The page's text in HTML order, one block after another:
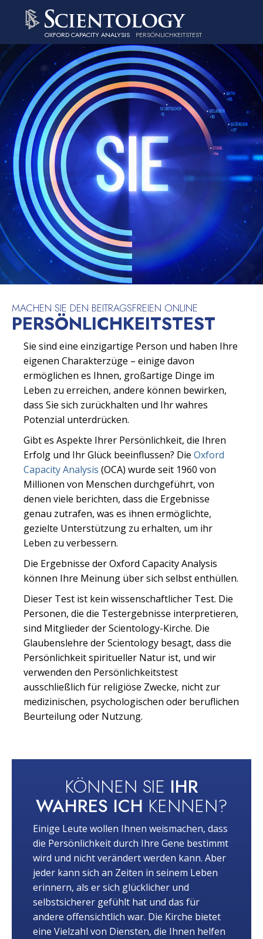
OXFORD CAPACITY ANALYSIS PERSÖNLICHKEITS­TEST
MACHEN SIE DEN BEITRAGSFREIEN ONLINE
PERSÖNLICHKEITSTEST
Sie sind eine einzigartige Person und haben Ihre
eigenen Charakterzüge – einige davon
ermöglichen es Ihnen, großartige Dinge im
Leben zu erreichen, andere können bewirken,
dass Sie sich zurückhalten und Ihr wahres
Potenzial unterdrücken.
Gibt es Aspekte Ihrer Persönlichkeit, die Ihren
Erfolg und Ihr Glück beeinflussen? Die Oxford
Capacity Analysis (OCA) wurde seit 1960 von
Millionen von Menschen durchgeführt, von
denen viele berichten, dass die Ergebnisse
genau zutrafen, was es ihnen ermöglichte,
gezielte Unterstützung zu erhalten, um ihr
Leben zu verbessern.
Die Ergebnisse der Oxford Capacity Analysis
können Ihre Meinung über sich selbst enthüllen.
Dieser Test ist kein wissenschaftlicher Test. Die
Personen, die die Testergebnisse interpretieren,
sind Mitglieder der Scientology-Kirche. Die
Glaubenslehre der Scientology besagt, dass die
Persönlichkeit spiritueller Natur ist, und wir
verwenden den Persönlichkeitstest
ausschließlich für religiöse Zwecke, nicht zur
medizinischen, psychologischen oder beruflichen
Beurteilung oder Nutzung.
KÖNNEN SIE IHR
WAHRES ICH KENNEN?
Einige Leute wollen Ihnen weismachen, dass
die Persönlichkeit durch Ihre Gene bestimmt
wird und nicht verändert werden kann. Aber
jeder kann sich an Zeiten in seinem Leben
erinnern, als er sich glücklicher und
selbstsicherer gefühlt hat und das für
andere offensichtlich war. Die Kirche bietet
eine Vielzahl von Diensten, die Ihnen helfen